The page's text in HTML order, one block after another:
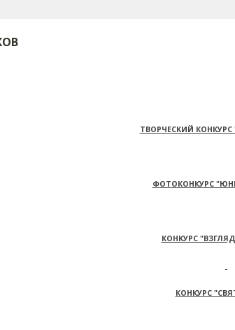
ТВОРЧЕСКИЙ КОНКУРС
ФОТОКОНКУРС
КОНКУРС
КОНКУРС